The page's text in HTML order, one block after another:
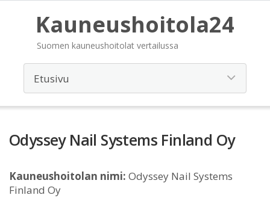
Kauneushoitola24
Suomen kauneushoitolat vertailussa
Odyssey Nail Systems Finland Oy
Kauneushoitolan nimi: Odyssey Nail Systems
Finland Oy